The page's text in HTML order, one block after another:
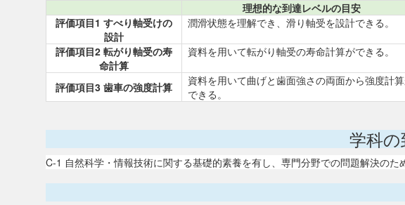
理想的な到達レベルの目安
評価項目1 すべり軸受けの
設計
潤滑状態を理解でき、滑り軸受を設計できる。
評価項目2 転がり軸受の寿
命計算
資料を用いて転がり軸受の寿命計算ができる。
評価項目3 歯車の強度計算
資料を用いて曲げと歯面強さの両面から強度計
できる。
学科
C-1 自然科学・情報技術に関する基礎的素養を有し、専門分野での問題解決のた